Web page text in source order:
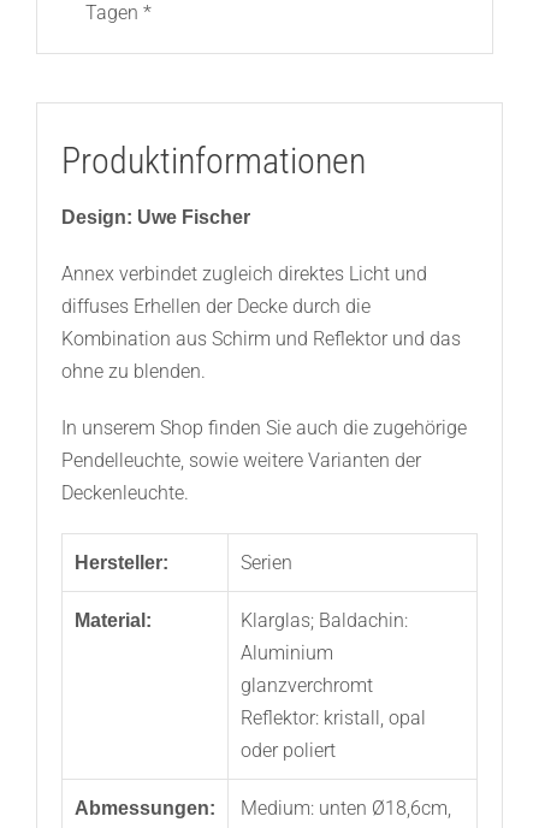
Tagen *
Produktinformationen
Design: Uwe Fischer
Annex verbindet zugleich direktes Licht und
diffuses Erhellen der Decke durch die
Kombination aus Schirm und Reflektor und das
ohne zu blenden.
In unserem Shop finden Sie auch die zugehörige
Pendelleuchte, sowie weitere Varianten der
Deckenleuchte.
Hersteller: Serien
Material:
Klarglas; Baldachin:
Aluminium
glanzverchromt
Reflektor: kristall, opal
oder poliert
Abmessungen:
Medium: unten Ø18,6cm,